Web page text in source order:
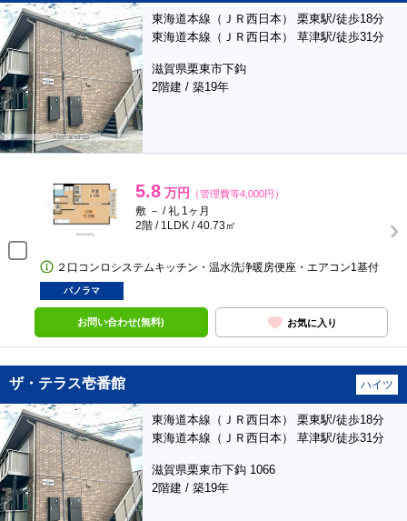
東海道本線（ＪＲ西日本） 栗東駅/徒歩18分
東海道本線（ＪＲ西日本） 草津駅/徒歩31分
滋賀県栗東市下鈎
2階建 / 築19年
5.8 万円 （管理費等4,000円）
敷 － / 礼 1ヶ月
2階 / 1LDK / 40.73㎡
２口コンロシステムキッチン・温水洗浄暖房便座・エアコン1基付
パノラマ
お問い合わせ(無料) お気に入り
ザ・テラス壱番館 ハイツ
東海道本線（ＪＲ西日本） 栗東駅/徒歩18分
東海道本線（ＪＲ西日本） 草津駅/徒歩31分
滋賀県栗東市下鈎 1066
2階建 / 築19年